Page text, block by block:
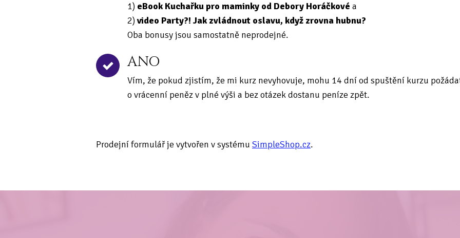
1) eBook Kuchařku pro maminky od Debory Horáčkové a
2)video Party?! Jak zvládnout oslavu, když zrovna hubnu?
Oba bonusy jsou samostatně neprodejné.
ANO
Vím, že pokud zjistím, že mi kurz nevyhovuje, mohu 14 dní od spuštění kurzu
o vrácenní peněz v plné výši a bez otázek dostanu peníze zpět.
Prodejní formulář je vytvořen v systému SimpleShop.cz.